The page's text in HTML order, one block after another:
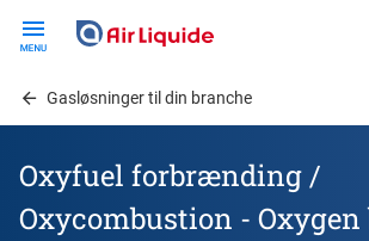
contentGasløsninger til din branche
Oxyfuel forbrænding /
Oxycombustion - Oxygen